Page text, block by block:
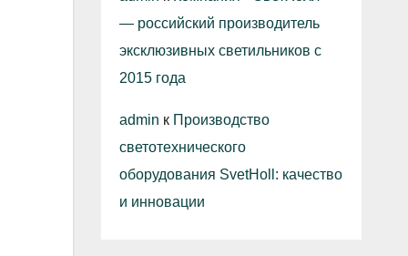
— российский производитель
эксклюзивных светильников с
2015 года
admin к Производство
светотехнического
оборудования SvetHoll: качество
и инновации